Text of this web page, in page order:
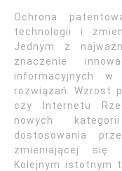
Ochrona
technologii i
Jednym z
znaczenie
informacyjnych w
rozwiązań. Wzrost
czy Internetu
nowych
dostosowania
zmieniającej się
Kolejnym istotnym